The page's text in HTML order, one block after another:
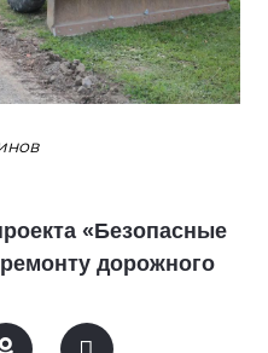
«Безопасные
дорожного